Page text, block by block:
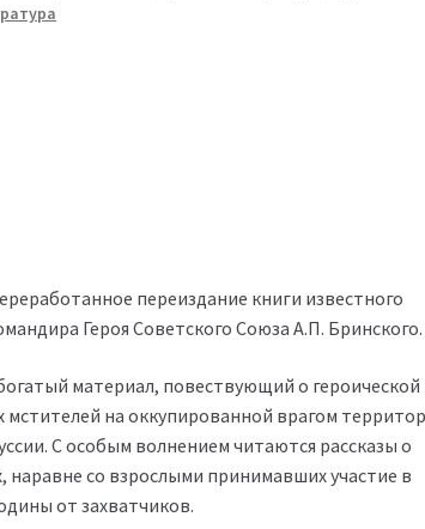
переиздание книги известного
Героя Советского Союза А.П. Бринского.
материал, повествующий о героической
на оккупированной врагом
С особым волнением читаются рассказы о
наравне со взрослыми принимавших участие в
от захватчиков.